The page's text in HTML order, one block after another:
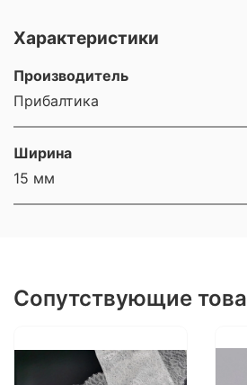
Характеристики
Производитель
Прибалтика
Ширина
15 мм
Сопутствующие